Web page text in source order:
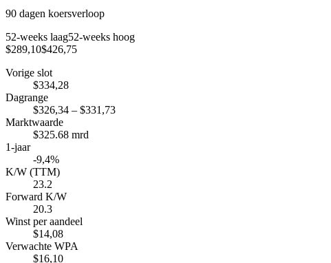
90 dagen koersverloop
52-weeks laag52-weeks hoog
$289,10$426,75
Vorige slot
$334,28
Dagrange
$326,34 – $331,73
Marktwaarde
$325.68 mrd
1-jaar
-9,4%
K/W (TTM)
23.2
Forward K/W
20.3
Winst per aandeel
$14,08
Verwachte WPA
$16,10